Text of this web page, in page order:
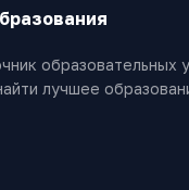
образовательных
лучшее